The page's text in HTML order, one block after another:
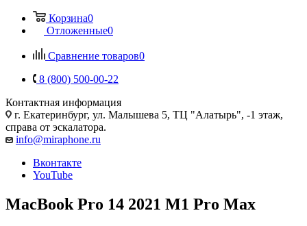
Корзина0
Отложенные0
Сравнение товаров0
8 (800) 500-00-22
Контактная информация
г. Екатеринбург, ул. Малышева 5, ТЦ "Алатырь", -1 этаж,
справа от эскалатора.
info@miraphone.ru
Вконтакте
YouTube
MacBook Pro 14 2021 M1 Pro Max